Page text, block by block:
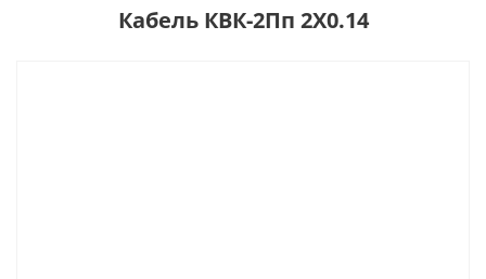
Кабель КВК-2Пп 2Х0.14